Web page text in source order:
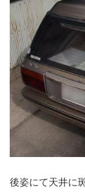
後姿にて天井に